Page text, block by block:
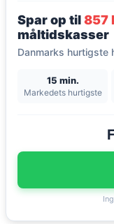
Spar op til857
måltidskasser
Danmarks hurtigste
15 min.
Markedets hurtigste